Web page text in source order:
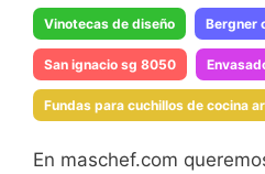
Vinotecas de diseño Bergner
San ignacio sg 8050
Fundas para cuchillos de cocina
En maschef.com